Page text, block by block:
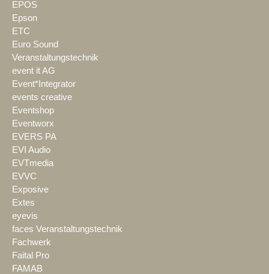
EPOS
Epson
ETC
Euro Sound
Veranstaltungstechnik
event it AG
Event*Integrator
events creative
Eventshop
Eventworx
EVERS PA
EVI Audio
EVTmedia
EVVC
Exposive
Extes
eyevis
faces Veranstaltungstechnik
Fachwerk
Faital Pro
FAMAB